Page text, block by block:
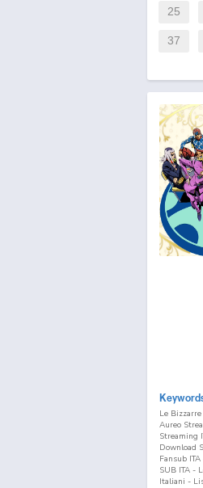
25
37
Le
Aureo
Streaming
Download
Fansub
SUB ITA -
Italiani -